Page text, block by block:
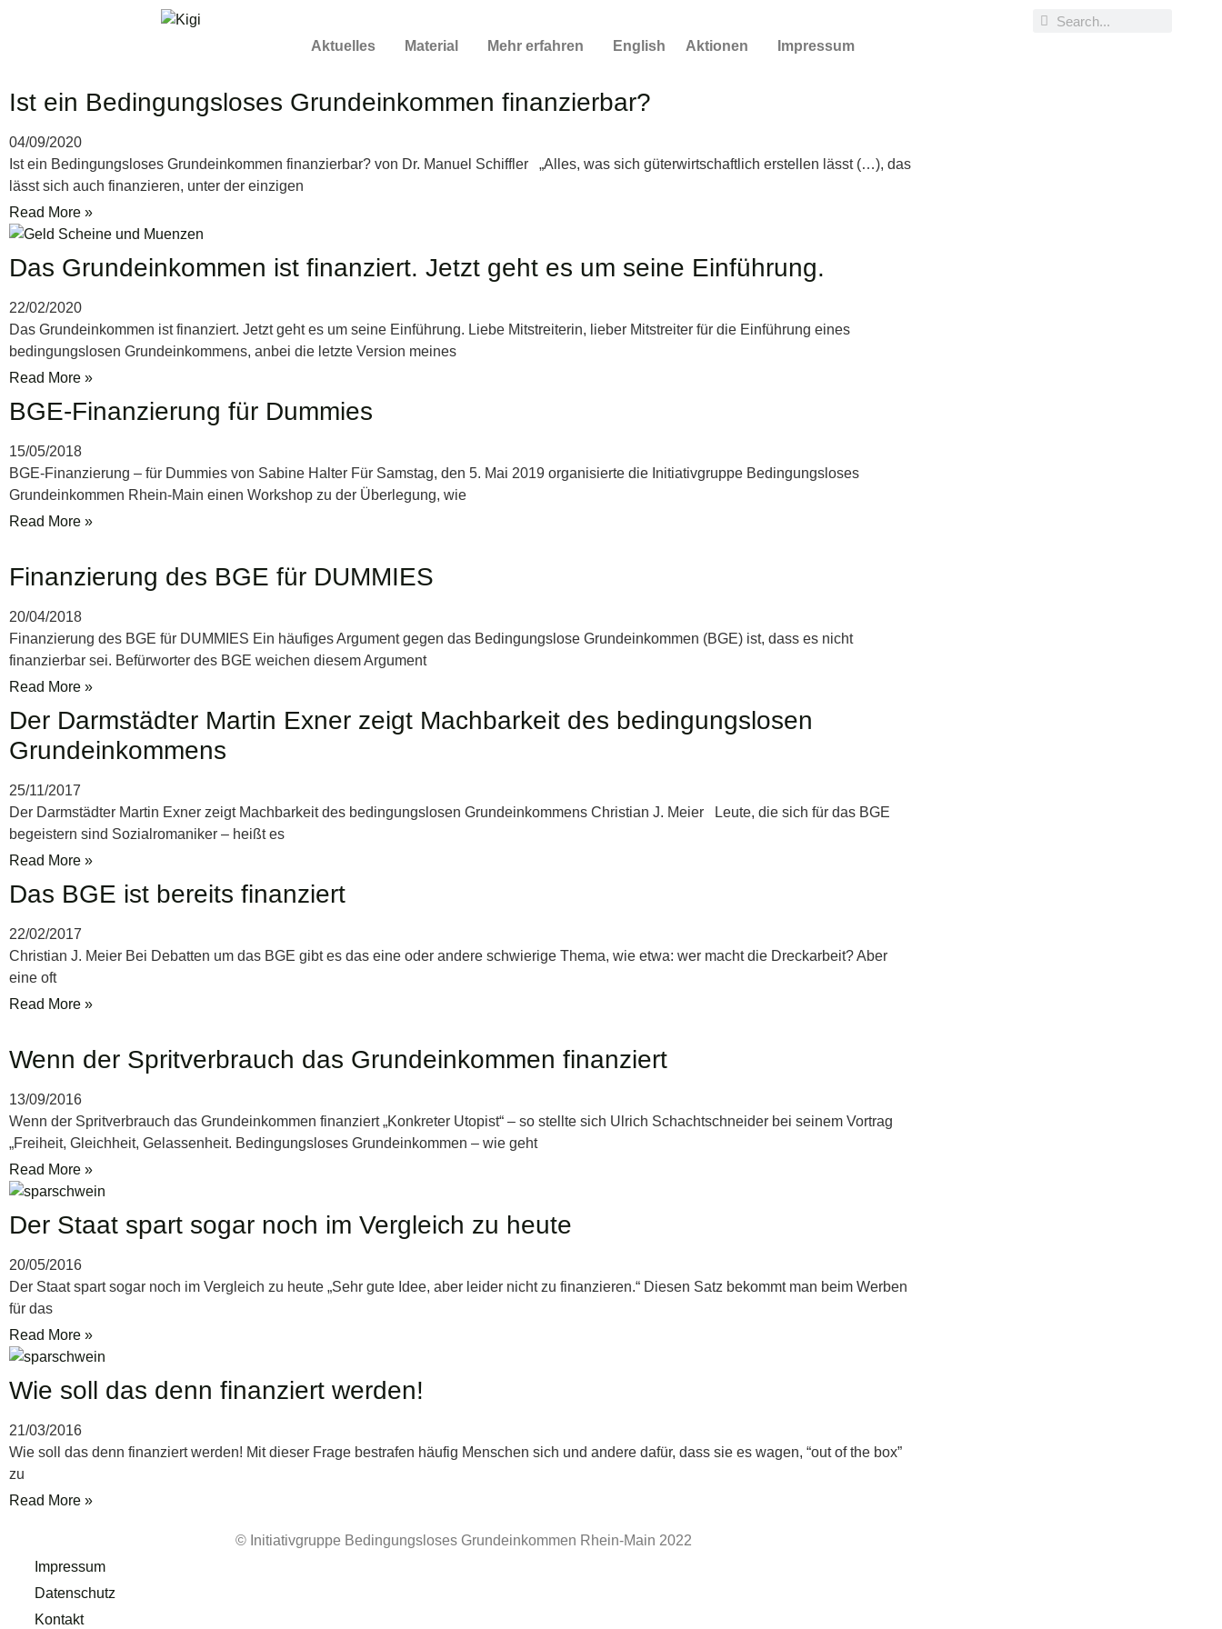
Aktuelles Material Mehr erfahren English Aktionen Impressum
Ist ein Bedingungsloses Grundeinkommen finanzierbar?
04/09/2020
Ist ein Bedingungsloses Grundeinkommen finanzierbar? von Dr. Manuel Schiffler „Alles, was sich güterwirtschaftlich erstellen lässt (…), das
lässt sich auch finanzieren, unter der einzigen
Read More »
Das Grundeinkommen ist finanziert. Jetzt geht es um seine Einführung.
22/02/2020
Das Grundeinkommen ist finanziert. Jetzt geht es um seine Einführung. Liebe Mitstreiterin, lieber Mitstreiter für die Einführung eines
bedingungslosen Grundeinkommens, anbei die letzte Version meines
Read More »
BGE-Finanzierung für Dummies
15/05/2018
BGE-Finanzierung – für Dummies von Sabine Halter Für Samstag, den 5. Mai 2019 organisierte die Initiativgruppe Bedingungsloses
Grundeinkommen Rhein-Main einen Workshop zu der Überlegung, wie
Read More »
Finanzierung des BGE für DUMMIES
20/04/2018
Finanzierung des BGE für DUMMIES Ein häufiges Argument gegen das Bedingungslose Grundeinkommen (BGE) ist, dass es nicht
finanzierbar sei. Befürworter des BGE weichen diesem Argument
Read More »
Der Darmstädter Martin Exner zeigt Machbarkeit des bedingungslosen
Grundeinkommens
25/11/2017
Der Darmstädter Martin Exner zeigt Machbarkeit des bedingungslosen Grundeinkommens Christian J. Meier Leute, die sich für das BGE
begeistern sind Sozialromaniker – heißt es
Read More »
Das BGE ist bereits finanziert
22/02/2017
Christian J. Meier Bei Debatten um das BGE gibt es das eine oder andere schwierige Thema, wie etwa: wer macht die Dreckarbeit? Aber
eine oft
Read More »
Wenn der Spritverbrauch das Grundeinkommen finanziert
13/09/2016
Wenn der Spritverbrauch das Grundeinkommen finanziert „Konkreter Utopist“ – so stellte sich Ulrich Schachtschneider bei seinem Vortrag
„Freiheit, Gleichheit, Gelassenheit. Bedingungsloses Grundeinkommen – wie geht
Read More »
Der Staat spart sogar noch im Vergleich zu heute
20/05/2016
Der Staat spart sogar noch im Vergleich zu heute „Sehr gute Idee, aber leider nicht zu finanzieren.“ Diesen Satz bekommt man beim Werben
für das
Read More »
Wie soll das denn finanziert werden!
21/03/2016
Wie soll das denn finanziert werden! Mit dieser Frage bestrafen häufig Menschen sich und andere dafür, dass sie es wagen, “out of the box”
zu
Read More »
© Initiativgruppe Bedingungsloses Grundeinkommen Rhein-Main 2022
Impressum
Datenschutz
Kontakt